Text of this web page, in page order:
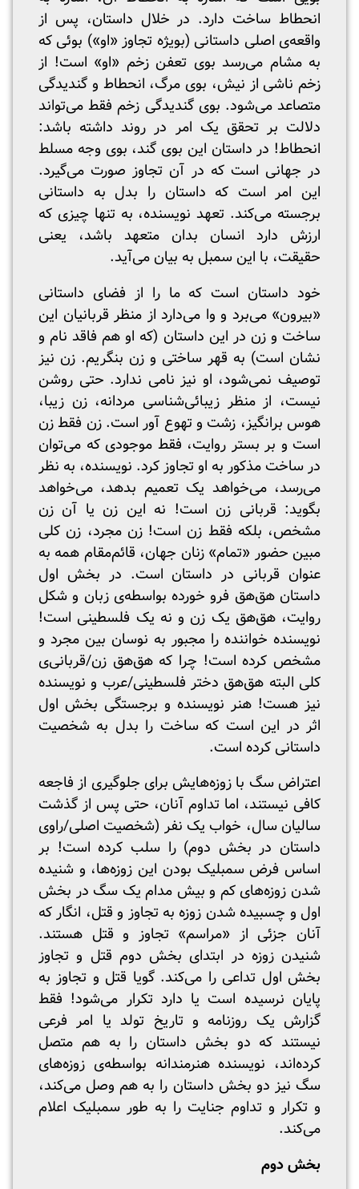
انحطاط ساخت دارد. در خلال داستان، پس از
واقعه‌ی اصلی داستانی (بویژه تجاوز «او») بوئی که
به مشام می‌رسد بوی تعفن زخم «او» است! از
زخم ناشی از نیش، بوی مرگ، انحطاط و گندیدگی
متصاعد می‌شود. بوی گندیدگی زخم فقط می‌تواند
دلالت بر تحقق یک امر در روند داشته باشد:
انحطاط! در داستان این بوی گند، بوی وجه مسلط
در جهانی است که در آن تجاوز صورت می‌گیرد.
این امر است که داستان را بدل به داستانی
برجسته می‌کند. تعهد نویسنده، به تنها چیزی که
ارزش دارد انسان بدان متعهد باشد، یعنی
حقیقت، با این سمبل به بیان می‌آید.
خود داستان است که ما را از فضای داستانی
«بیرون» می‌برد و وا می‌دارد از منظر قربانیان این
ساخت و زن در این داستان (که او هم فاقد نام و
نشان است) به قهر ساختی و زن بنگریم. زن نیز
توصیف نمی‌شود، او نیز نامی ندارد. حتی روشن
نیست، از منظر زیبائی‌شناسی مردانه، زن زیبا،
هوس برانگیز، زشت و تهوع آور است. زن فقط زن
است و بر بستر روایت، فقط موجودی که می‌توان
در ساخت مذکور به او تجاوز کرد. نویسنده، به نظر
می‌رسد، می‌خواهد یک تعمیم بدهد، می‌خواهد
بگوید: قربانی زن است! نه این زن یا آن زن
مشخص، بلکه فقط زن است! زن مجرد، زن کلی
مبین حضور «تمام» زنان جهان، قائم‌مقام همه به
عنوان قربانی در داستان است. در بخش اول
داستان هق‌هق فرو خورده بواسطه‌ی زبان و شکل
روایت، هق‌هق یک زن و نه یک فلسطینی است!
نویسنده خواننده را مجبور به نوسان بین مجرد و
مشخص کرده است! چرا که هق‌هق زن/قربانی‌ی
کلی البته هق‌هق دختر فلسطینی/عرب و نویسنده
نیز هست! هنر نویسنده و برجستگی بخش اول
اثر در این است که ساخت را بدل به شخصیت
داستانی کرده است.
اعتراض سگ با زوزه‌هایش برای جلوگیری از فاجعه
کافی نیستند، اما تداوم آنان، حتی پس از گذشت
سالیان سال، خواب یک نفر (شخصیت اصلی/راوی
داستان در بخش دوم) را سلب کرده است! بر
اساس فرض سمبلیک بودن این زوزه‌ها، و شنیده
شدن زوزه‌های کم و بیش مدام یک سگ در بخش
اول و چسبیده شدن زوزه به تجاوز و قتل، انگار که
آنان جزئی از «مراسم» تجاوز و قتل هستند.
شنیدن زوزه در ابتدای بخش دوم قتل و تجاوز
بخش اول تداعی را می‌کند. گویا قتل و تجاوز به
پایان نرسیده است یا دارد تکرار می‌شود! فقط
گزارش یک روزنامه و تاریخ تولد یا امر فرعی
نیستند که دو بخش داستان را به هم متصل
کرده‌اند، نویسنده هنرمندانه بواسطه‌ی زوزه‌های
سگ نیز دو بخش داستان را به هم وصل می‌کند،
و تکرار و تداوم جنایت را به طور سمبلیک اعلام
می‌کند.
بخش دوم